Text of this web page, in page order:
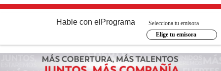
Hable con el Programa
Selecciona tu emisora
Elige tu emisora